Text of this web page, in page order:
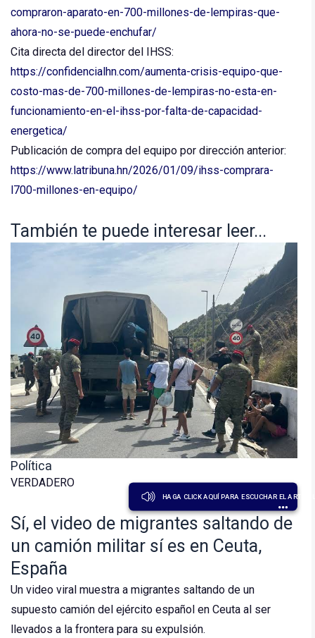
HAGA CLICK AQUÍ PARA ESCUCHAR EL
compraron-aparato-en-700-millones-de-lempiras-que-
ahora-no-se-puede-enchufar/
Cita directa del director del IHSS:
https://confidencialhn.com/aumenta-crisis-equipo-que-
costo-mas-de-700-millones-de-lempiras-no-esta-en-
funcionamiento-en-el-ihss-por-falta-de-capacidad-
energetica/
Publicación de compra del equipo por dirección anterior:
https://www.latribuna.hn/2026/01/09/ihss-comprara-
l700-millones-en-equipo/
También te puede interesar leer...
Política
VERDADERO
Sí, el video de migrantes saltando de
un camión militar sí es en Ceuta,
España
Un video viral muestra a migrantes saltando de un
supuesto camión del ejército español en Ceuta al ser
llevados a la frontera para su expulsión.